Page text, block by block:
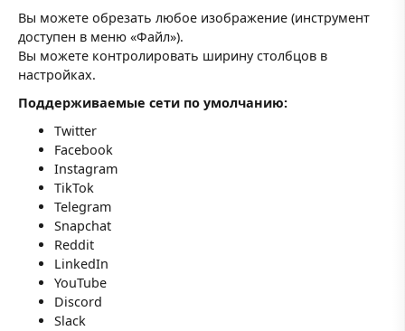
Вы можете обрезать любое изображение (инструмент
доступен в меню «Файл»).
Вы можете контролировать ширину столбцов в
настройках.
Поддерживаемые сети по умолчанию:
Twitter
Facebook
Instagram
TikTok
Telegram
Snapchat
Reddit
LinkedIn
YouTube
Discord
Slack